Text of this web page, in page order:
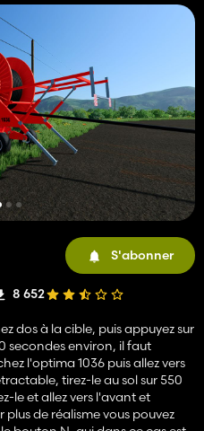
S'abonner
8 652
dos à la cible, puis appuyez sur
secondes environ, il faut
l'optima 1036 puis allez vers
tirez-le au sol sur 550
le et allez vers l'avant et
de réalisme vous pouvez